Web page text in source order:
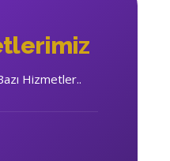
Hizmetler..